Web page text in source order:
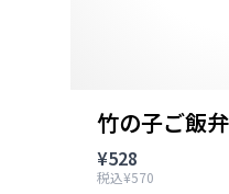
竹の子ご飯
¥528
税込¥570